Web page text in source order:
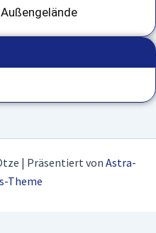
Außengelände
| Präsentiert vonAstra-
Theme